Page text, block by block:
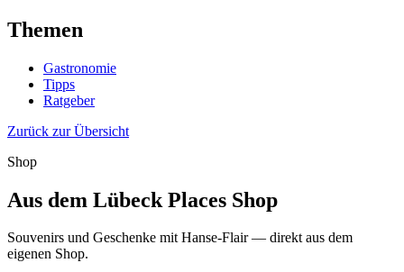
Themen
Gastronomie
Tipps
Ratgeber
Zurück zur Übersicht
Shop
Aus dem Lübeck Places Shop
Souvenirs und Geschenke mit Hanse-Flair — direkt aus dem
eigenen Shop.